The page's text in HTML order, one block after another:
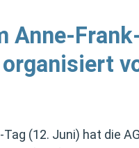
Anne-
(12. Juni) hat die